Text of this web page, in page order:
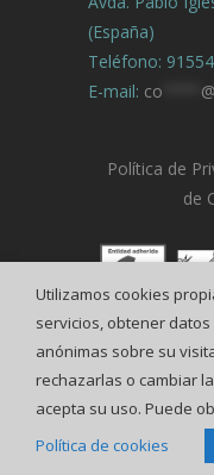
(España)
Teléfono:
E-mail: co @
Política de
de
Utilizamos cookies
servicios, obtener
anónimas sobre su
rechazarlas o cambiar
acepta su uso. Puede
Política de cookies